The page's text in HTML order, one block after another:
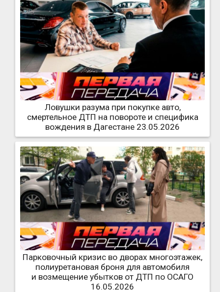
Ловушки разума при покупке авто,
смертельное ДТП на повороте и специфика
вождения в Дагестане 23.05.2026
Парковочный кризис во дворах многоэтажек,
полиуретановая броня для автомобиля
и возмещение убытков от ДТП по ОСАГО
16.05.2026